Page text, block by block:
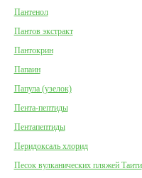
Пантенол
Пантов экстракт
Пантокрин
Папаин
Папула (узелок)
Пента-пептиды
Пентапептиды
Перидоксаль хлорид
Песок вулканических пляжей Таити